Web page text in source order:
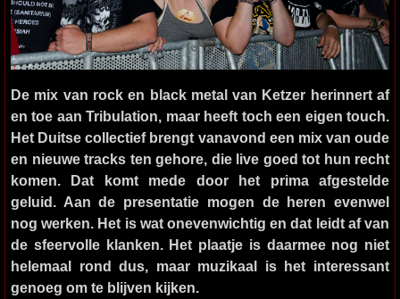
De mix van rock en black metal van Ketzer herinnert af
en toe aan Tribulation, maar heeft toch een eigen touch.
Het Duitse collectief brengt vanavond een mix van oude
en nieuwe tracks ten gehore, die live goed tot hun recht
komen. Dat komt mede door het prima afgestelde
geluid. Aan de presentatie mogen de heren evenwel
nog werken. Het is wat onevenwichtig en dat leidt af van
de sfeervolle klanken. Het plaatje is daarmee nog niet
helemaal rond dus, maar muzikaal is het interessant
genoeg om te blijven kijken.